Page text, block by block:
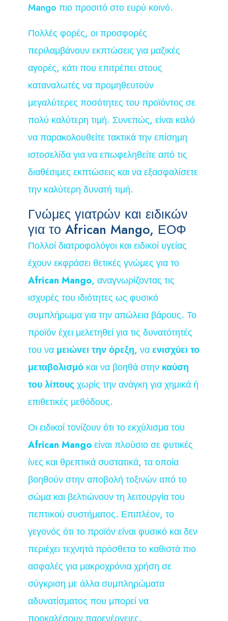
Mango πιο προσιτό στο ευρύ κοινό.
Πολλές φορές, οι προσφορές
περιλαμβάνουν εκπτώσεις για μαζικές
αγορές, κάτι που επιτρέπει στους
καταναλωτές να προμηθευτούν
μεγαλύτερες ποσότητες του προϊόντος σε
πολύ καλύτερη τιμή. Συνεπώς, είναι καλό
να παρακολουθείτε τακτικά την επίσημη
ιστοσελίδα για να επωφεληθείτε από τις
διαθέσιμες εκπτώσεις και να εξασφαλίσετε
την καλύτερη δυνατή τιμή.
Γνώμες γιατρών και ειδικών
για το African Mango, ΕΟΦ
Πολλοί διατροφολόγοι και ειδικοί υγείας
έχουν εκφράσει θετικές γνώμες για το
African Mango, αναγνωρίζοντας τις
ισχυρές του ιδιότητες ως φυσικό
συμπλήρωμα για την απώλεια βάρους. Το
προϊόν έχει μελετηθεί για τις δυνατότητές
του να μειώνει την όρεξη, ναενισχύει το
μεταβολισμό και να βοηθά στην καύση
του λίπουςχωρίς την ανάγκη για χημικά ή
επιθετικές μεθόδους.
Οι ειδικοί τονίζουν ότι το εκχύλισμα του
African Mangoείναι πλούσιο σε φυτικές
ίνες και θρεπτικά συστατικά, τα οποία
βοηθούν στην αποβολή τοξινών από το
σώμα και βελτιώνουν τη λειτουργία του
πεπτικού συστήματος. Επιπλέον, το
γεγονός ότι το προϊόν είναι φυσικό και δεν
περιέχει τεχνητά πρόσθετα το καθιστά πιο
ασφαλές για μακροχρόνια χρήση σε
σύγκριση με άλλα συμπληρώματα
αδυνατίσματος που μπορεί να
προκαλέσουν παρενέργειες.